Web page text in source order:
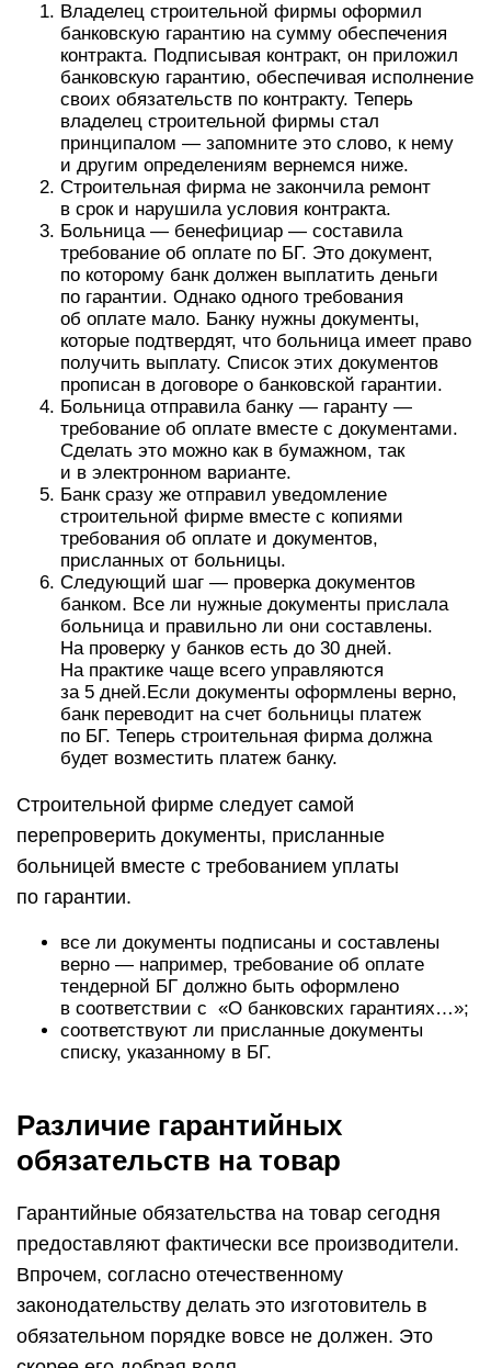
Владелец строительной фирмы оформил
банковскую гарантию на сумму обеспечения
контракта. Подписывая контракт, он приложил
банковскую гарантию, обеспечивая исполнение
своих обязательств по контракту. Теперь
владелец строительной фирмы стал
принципалом — запомните это слово, к нему
и другим определениям вернемся ниже.
Строительная фирма не закончила ремонт
в срок и нарушила условия контракта.
Больница — бенефициар — составила
требование об оплате по БГ. Это документ,
по которому банк должен выплатить деньги
по гарантии. Однако одного требования
об оплате мало. Банку нужны документы,
которые подтвердят, что больница имеет право
получить выплату. Список этих документов
прописан в договоре о банковской гарантии.
Больница отправила банку — гаранту —
требование об оплате вместе с документами.
Сделать это можно как в бумажном, так
и в электронном варианте.
Банк сразу же отправил уведомление
строительной фирме вместе с копиями
требования об оплате и документов,
присланных от больницы.
Следующий шаг — проверка документов
банком. Все ли нужные документы прислала
больница и правильно ли они составлены.
На проверку у банков есть до 30 дней.
На практике чаще всего управляются
за 5 дней.Если документы оформлены верно,
банк переводит на счет больницы платеж
по БГ. Теперь строительная фирма должна
будет возместить платеж банку.
Строительной фирме следует самой
перепроверить документы, присланные
больницей вместе с требованием уплаты
по гарантии.
все ли документы подписаны и составлены
верно — например, требование об оплате
тендерной БГ должно быть оформлено
в соответствии с «О банковских гарантиях…»;
соответствуют ли присланные документы
списку, указанному в БГ.
Различие гарантийных
обязательств на товар
Гарантийные обязательства на товар сегодня
предоставляют фактически все производители.
Впрочем, согласно отечественному
законодательству делать это изготовитель в
обязательном порядке вовсе не должен. Это